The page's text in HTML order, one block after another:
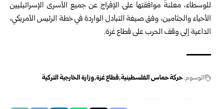
للوسطاء، معلنةً موافقتها على الإفراج عن جميع الأسرى الإسرائيليين
الأحياء والجثامين، وفق صيغة التبادل الواردة في خطة الرئيس الأمريكي،
الداعية إلى وقف الحرب على قطاع غزة.
الوسوم:حركة حماس الفلسطينية قطاع غزة وزارة الخارجية التركية